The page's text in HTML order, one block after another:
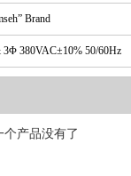
Brand
380VAC±10% 50/60Hz
产品没有了